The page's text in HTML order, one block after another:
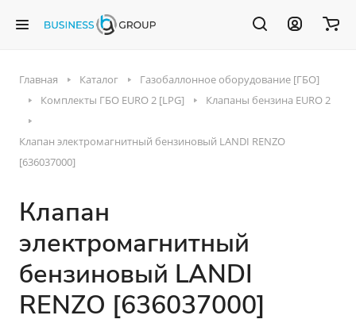
Главная Каталог
Газобаллонное оборудование [ГБО]
Комплекты ГБО EURO 2 [LPG]
Клапаны бензина EURO 2
Клапан электромагнитный бензиновый LANDI RENZO
[636037000]
Клапан
электромагнитный
бензиновый LANDI
RENZO [636037000]